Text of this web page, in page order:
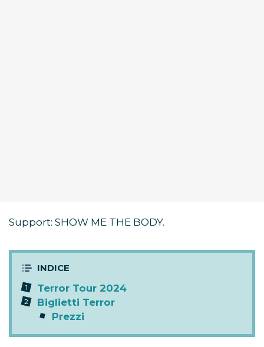
Support: SHOW ME THE BODY.
Terror Tour 2024
Biglietti Terror
Prezzi